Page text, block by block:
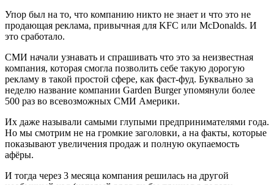
Упор был на то, что компанию никто не знает и что это не
продающая реклама, привычная для KFC или McDonalds. И
это сработало.
СМИ начали узнавать и спрашивать что это за неизвестная
компания, которая смогла позволить себе такую дорогую
рекламу в такой простой сфере, как фаст-фуд. Буквально за
неделю название компании Garden Burger упомянули более
500 раз во всевозможных СМИ Америки.
Их даже называли самыми глупыми предпринимателями года.
Но мы смотрим не на громкие заголовки, а на факты, которые
показывают увеличения продаж и полную окупаемость
афёры.
И тогда через 3 месяца компания решилась на другой